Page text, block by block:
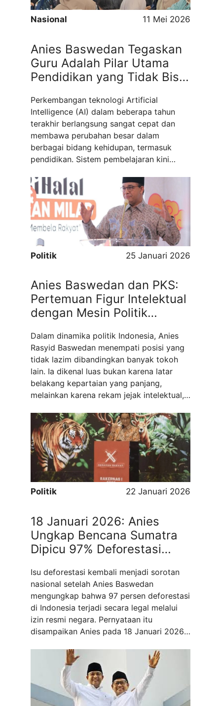
Nasional 11 Mei 2026
Anies Baswedan Tegaskan
Guru Adalah Pilar Utama
Pendidikan yang Tidak Bisa
Buatan AI
Perkembangan teknologi Artificial
Intelligence (AI) dalam beberapa tahun
terakhir berlangsung sangat cepat dan
membawa perubahan besar dalam
berbagai bidang kehidupan, termasuk
pendidikan. Sistem pembelajaran kini
otomatis, cepat, dan berbasis data. Siswa
dapat mengakses informasi kapan saja,
memahami materi melalui penjelasan
instan, bahkan mendapatkan bantuan
belajar tanpa harus selalu bergantung ...
Read more
Politik
25 Januari 2026
Anies Baswedan dan PKS:
Pertemuan Figur Intelektual
dengan Mesin Politik
Dalam dinamika politik Indonesia, Anies
Rasyid Baswedan menempati posisi yang
tidak lazim dibandingkan banyak tokoh
lain. Ia dikenal luas bukan karena latar
belakang kepartaian yang panjang,
melainkan karena rekam jejak intelektual,
aktif dalam isu-isu sosial dan kebangsaan.
Karakter tersebut menjadikan Anies
sebagai figur yang kerap dipersepsikan
membawa pendekatan rasional dan
berbasis ...Read more
Politik 22 Januari 2026
18 Januari 2026: Anies
Ungkap Bencana Sumatra
Dipicu 97% Deforestasi
Prabowo Merespons Cabut
Izin 28 Perusahaan
Isu deforestasi kembali menjadi sorotan
nasional setelah Anies Baswedan
mengungkap bahwa 97 persen deforestasi
di Indonesia terjadi secara legal melalui
izin resmi negara. Pernyataan itu
disampaikan Anies pada 18 Januari 2026
Ormas Gerakan Rakyat di Jakarta, yang
sekaligus menjadi kritik keras terhadap
tata kelola lingkungan dan kebijakan
perizinan sumber ...
Read more